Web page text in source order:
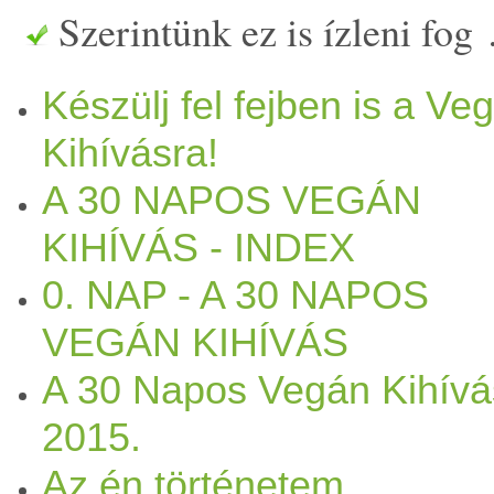
oldalnak!:-)
először fejben!:-) A
átgondolnod, MIK A
KÖVETKEZŐ 30
támpontok a program
elbizonytalanodások
véghezvitelével! És egy
egyben!;-) Mert a 30 nap
Szerintünk ez is ízleni
Készülj fel fejben is a
Kihívásra!
A 30 NAPOS VEGÁN
KIHÍVÁS - INDEX
0. NAP - A 30 NAPOS
VEGÁN KIHÍVÁS
A 30 Napos Vegán
2015.
Az én történetem